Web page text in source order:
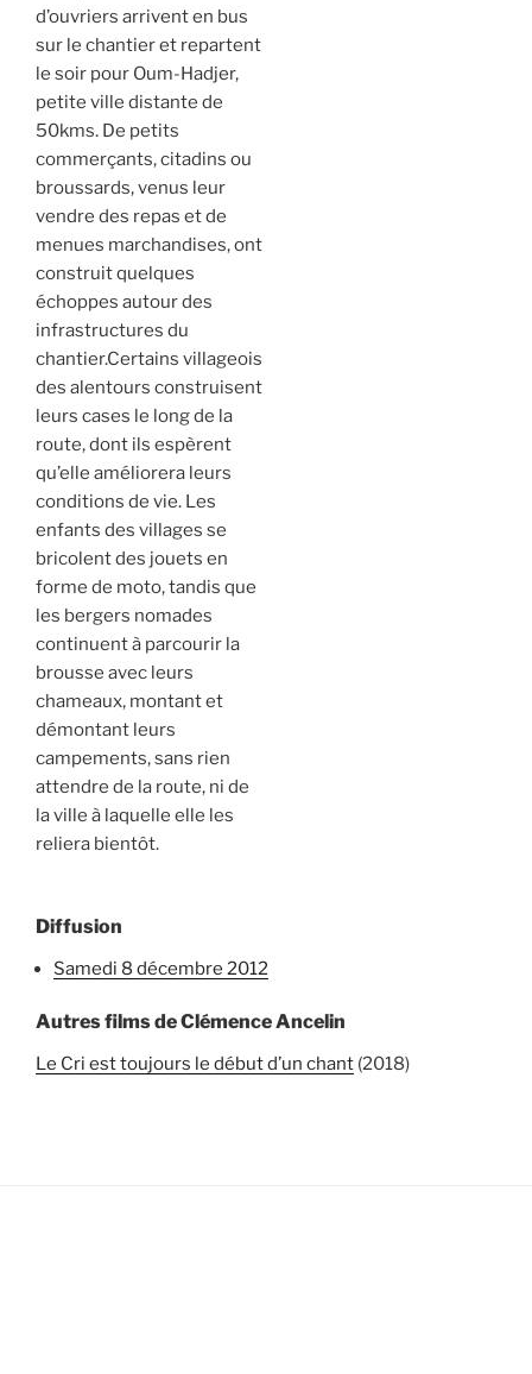
d’ouvriers arrivent en bus
sur le chantier et repartent
le soir pour Oum-Hadjer,
petite ville distante de
50kms. De petits
commerçants, citadins ou
broussards, venus leur
vendre des repas et de
menues marchandises, ont
construit quelques
échoppes autour des
infrastructures du
chantier.Certains villageois
des alentours construisent
leurs cases le long de la
route, dont ils espèrent
qu’elle améliorera leurs
conditions de vie. Les
enfants des villages se
bricolent des jouets en
forme de moto, tandis que
les bergers nomades
continuent à parcourir la
brousse avec leurs
chameaux, montant et
démontant leurs
campements, sans rien
attendre de la route, ni de
la ville à laquelle elle les
reliera bientôt.
Diffusion
samedi 8 décembre 2012
Autres films de Clémence Ancelin
Le Cri est toujours le début d’un chant (2018)